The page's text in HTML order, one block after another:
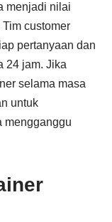
menjadi nilai
customer
pertanyaan dan
24 jam. Jika
selama masa
untuk
mengganggu